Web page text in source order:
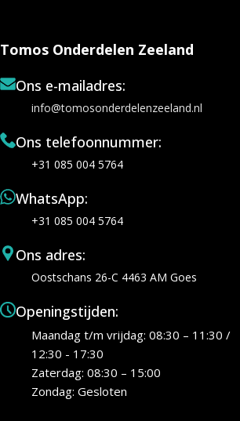
Tomos Onderdelen Zeeland
Ons e-mailadres:
info@tomosonderdelenzeeland.nl
Ons telefoonnummer:
+31 085 004 5764
WhatsApp:
+31 085 004 5764
Ons adres:
Oostschans 26-C 4463 AM Goes
Openingstijden:
Maandag t/m vrijdag: 08:30 – 11:30 /
12:30 - 17:30
Zaterdag: 08:30 – 15:00
Zondag: Gesloten